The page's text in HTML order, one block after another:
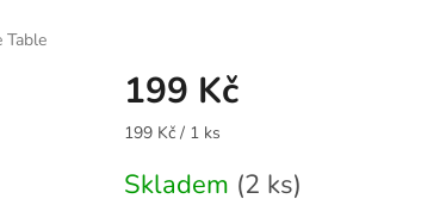
Table
199 Kč
Měrná
199 Kč / 1 ks
Skladem (2 ks)